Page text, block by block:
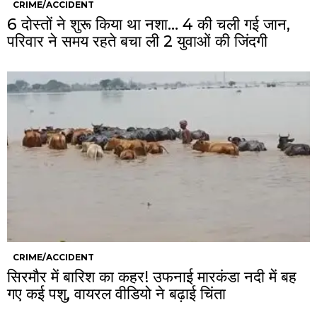
CRIME/ACCIDENT
6 दोस्तों ने शुरू किया था नशा… 4 की चली गई जान,
परिवार ने समय रहते बचा ली 2 युवाओं की जिंदगी
CRIME/ACCIDENT
सिरमौर में बारिश का कहर! उफनाई मारकंडा नदी में बह
गए कई पशु, वायरल वीडियो ने बढ़ाई चिंता